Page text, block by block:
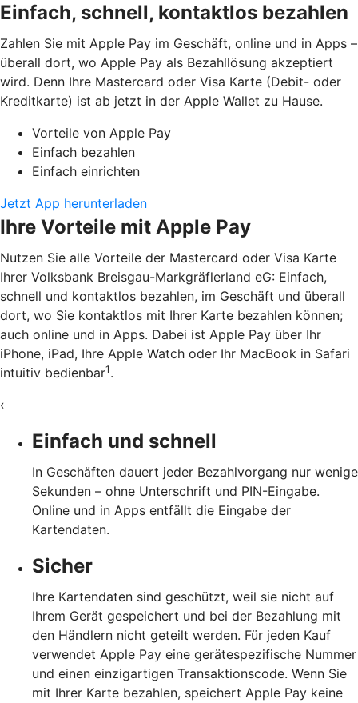
Einfach, schnell, kontaktlos bezahlen
Zahlen Sie mit Apple Pay im Geschäft, online und in Apps –
überall dort, wo Apple Pay als Bezahllösung akzeptiert
wird. Denn Ihre Mastercard oder Visa Karte (Debit- oder
Kreditkarte) ist ab jetzt in der Apple Wallet zu Hause.
Vorteile von Apple Pay
Einfach bezahlen
Einfach einrichten
Jetzt App herunterladen
Ihre Vorteile mit Apple Pay
Nutzen Sie alle Vorteile der Mastercard oder Visa Karte
Ihrer Volksbank Breisgau-Markgräflerland eG: Einfach,
schnell und kontaktlos bezahlen, im Geschäft und überall
dort, wo Sie kontaktlos mit Ihrer Karte bezahlen können;
auch online und in Apps. Dabei ist Apple Pay über Ihr
iPhone, iPad, Ihre Apple Watch oder Ihr MacBook in Safari
intuitiv bedienbar1 .
‹
Einfach und schnell
In Geschäften dauert jeder Bezahlvorgang nur wenige
Sekunden – ohne Unterschrift und PIN-Eingabe.
Online und in Apps entfällt die Eingabe der
Kartendaten.
Sicher
Ihre Kartendaten sind geschützt, weil sie nicht auf
Ihrem Gerät gespeichert und bei der Bezahlung mit
den Händlern nicht geteilt werden. Für jeden Kauf
verwendet Apple Pay eine gerätespezifische Nummer
und einen einzigartigen Transaktionscode. Wenn Sie
mit Ihrer Karte bezahlen, speichert Apple Pay keine